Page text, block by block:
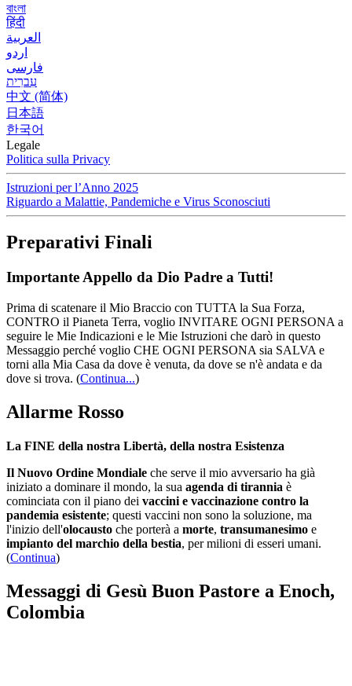
বাংলা
हिंदी
العربية
اردو
فارسی
עִברִית
中文 (简体)
日本語
한국어
Legale
Politica sulla Privacy
Istruzioni per l’Anno 2025
Riguardo a Malattie, Pandemiche e Virus Sconosciuti
Preparativi Finali
Importante Appello da Dio Padre a Tutti!
Prima di scatenare il Mio Braccio con TUTTA la Sua Forza,
CONTRO il Pianeta Terra, voglio INVITARE OGNI PERSONA a
seguire le Mie Indicazioni e le Mie Istruzioni che darò in questo
Messaggio perché voglio CHE OGNI PERSONA sia SALVA e
torni alla Mia Casa da dove è venuta, da dove se n'è andata e da
dove si trova. (Continua...)
Allarme Rosso
La FINE della nostra Libertà, della nostra Esistenza
Il Nuovo Ordine Mondiale che serve il mio avversario ha già
iniziato a dominare il mondo, la sua agenda di tirannia è
cominciata con il piano dei vaccini e vaccinazione contro la
pandemia esistente; questi vaccini non sono la soluzione, ma
l'inizio dell'olocausto che porterà a morte, transumanesimo e
impianto del marchio della bestia, per milioni di esseri umani.
(Continua)
Messaggi di Gesù Buon Pastore a Enoch,
Colombia